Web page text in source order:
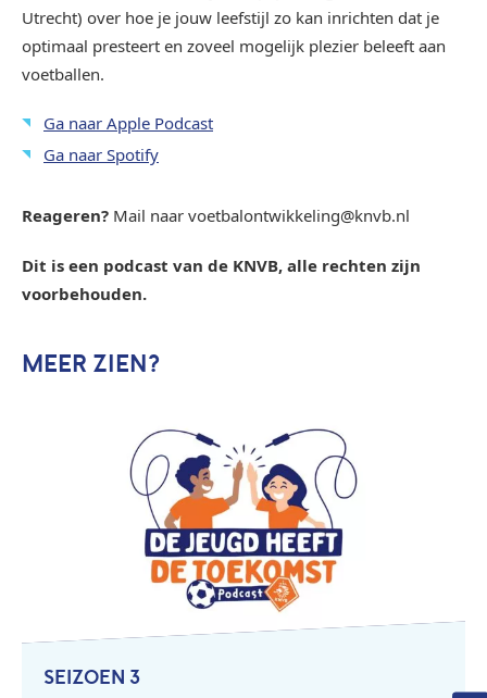
Utrecht) over hoe je jouw leefstijl zo kan inrichten dat je
optimaal presteert en zoveel mogelijk plezier beleeft aan
voetballen.
Ga naar Apple Podcast
Ga naar Spotify
Reageren? Mail naar voetbalontwikkeling@knvb.nl
Dit is een podcast van de KNVB, alle rechten zijn
voorbehouden.
MEER ZIEN?
SEIZOEN 3